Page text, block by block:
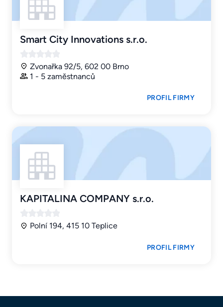
Smart City Innovations s.r.o.
Zvonařka 92/5, 602 00 Brno
1 - 5 zaměstnanců
PROFIL FIRMY
KAPITALINA COMPANY s.r.o.
Polní 194, 415 10 Teplice
PROFIL FIRMY